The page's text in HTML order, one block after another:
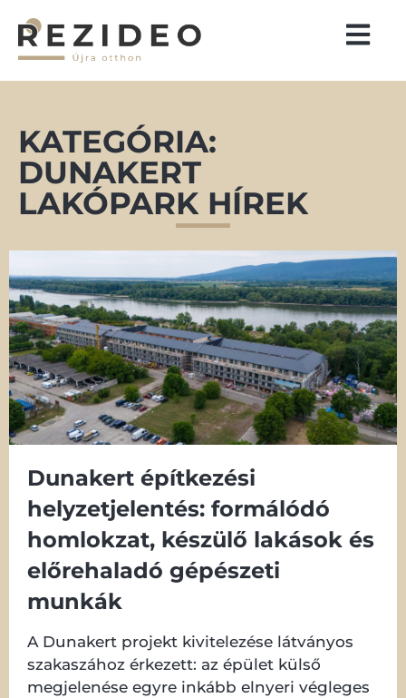
KATEGÓRIA:
DUNAKERT
LAKÓPARK HÍREK
Dunakert építkezési
helyzetjelentés: formálódó
homlokzat, készülő lakások és
előrehaladó gépészeti
munkák
A Dunakert projekt kivitelezése látványos
szakaszához érkezett: az épület külső
megjelenése egyre inkább elnyeri végleges